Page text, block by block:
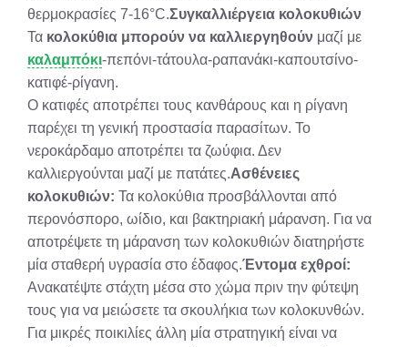
θερμοκρασίες 7-16°C.Συγκαλλιέργεια κολοκυθιών
Τα κολοκύθια μπορούν να καλλιεργηθούν μαζί με
καλαμπόκι-πεπόνι-τάτουλα-ραπανάκι-καπουτσίνο-
κατιφέ-ρίγανη.
Ο κατιφές αποτρέπει τους κανθάρους και η ρίγανη
παρέχει τη γενική προστασία παρασίτων. Το
νεροκάρδαμο αποτρέπει τα ζωύφια. Δεν
καλλιεργούνται μαζί με πατάτες.Ασθένειες
κολοκυθιών: Τα κολοκύθια προσβάλλονται από
περονόσπορο, ωίδιο, και βακτηριακή μάρανση. Για να
αποτρέψετε τη μάρανση των κολοκυθιών διατηρήστε
μία σταθερή υγρασία στο έδαφος.Έντομα εχθροί:
Ανακατέψτε στάχτη μέσα στο χώμα πριν την φύτεψη
τους για να μειώσετε τα σκουλήκια των κολοκυνθών.
Για μικρές ποικιλίες άλλη μία στρατηγική είναι να